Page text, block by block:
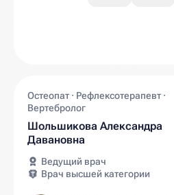
Остеопат · Рефлексотерапевт ·
Вертебролог
Шольшикова Александра
Давановна
Ведущий врач
Врач высшей категории